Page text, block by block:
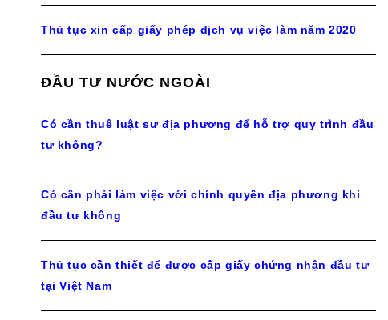
Thủ tục xin cấp giấy phép dịch vụ việc làm năm 2020
ĐẦU TƯ NƯỚC NGOÀI
Có cần thuê luật sư địa phương để hỗ trợ quy trình đầu
tư không?
Có cần phải làm việc với chính quyền địa phương khi
đầu tư không
Thủ tục cần thiết để được cấp giấy chứng nhận đầu tư
tại Việt Nam